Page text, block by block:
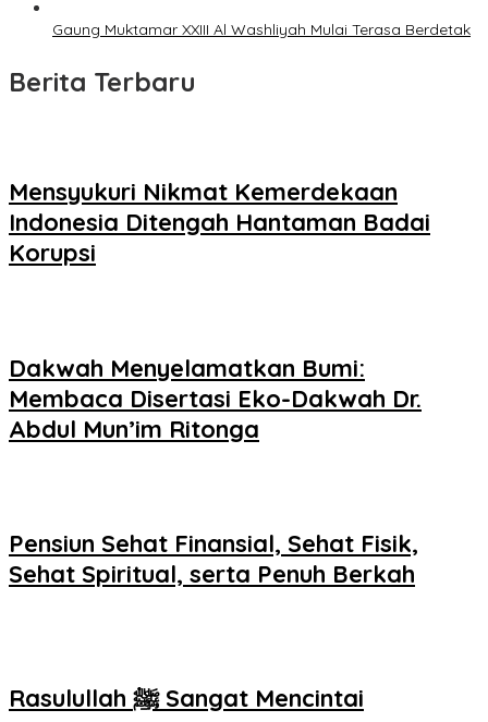
Gaung Muktamar XXIII Al Washliyah Mulai Terasa Berdetak
Berita Terbaru
Mensyukuri Nikmat Kemerdekaan
Indonesia Ditengah Hantaman Badai
Korupsi
Dakwah Menyelamatkan Bumi:
Membaca Disertasi Eko-Dakwah Dr.
Abdul Mun’im Ritonga
Pensiun Sehat Finansial, Sehat Fisik,
Sehat Spiritual, serta Penuh Berkah
Rasulullah ﷺ Sangat Mencintai